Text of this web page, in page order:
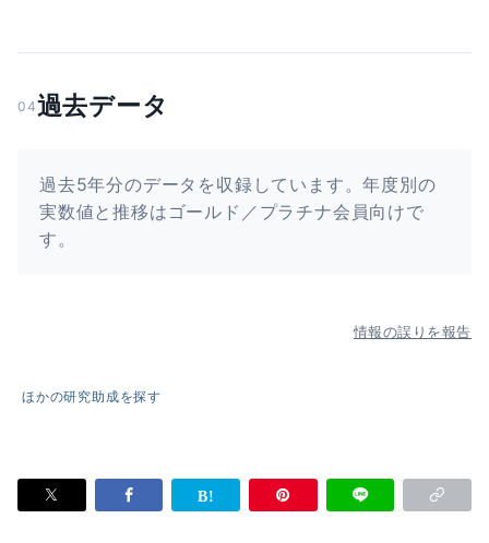
04過去データ
過去5年分のデータを収録しています。年度別の
実数値と推移はゴールド／プラチナ会員向けで
す。
情報の誤りを報告
ほかの研究助成を探す